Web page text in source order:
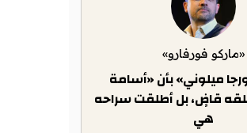
«ماركو فورفارو»
ميلوني» بأن «أسامة
قاضٍ، بل أطلقت سراحه
هي